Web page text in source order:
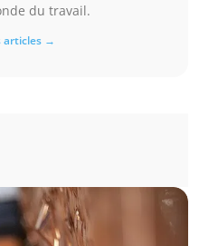
du travail.
articles →